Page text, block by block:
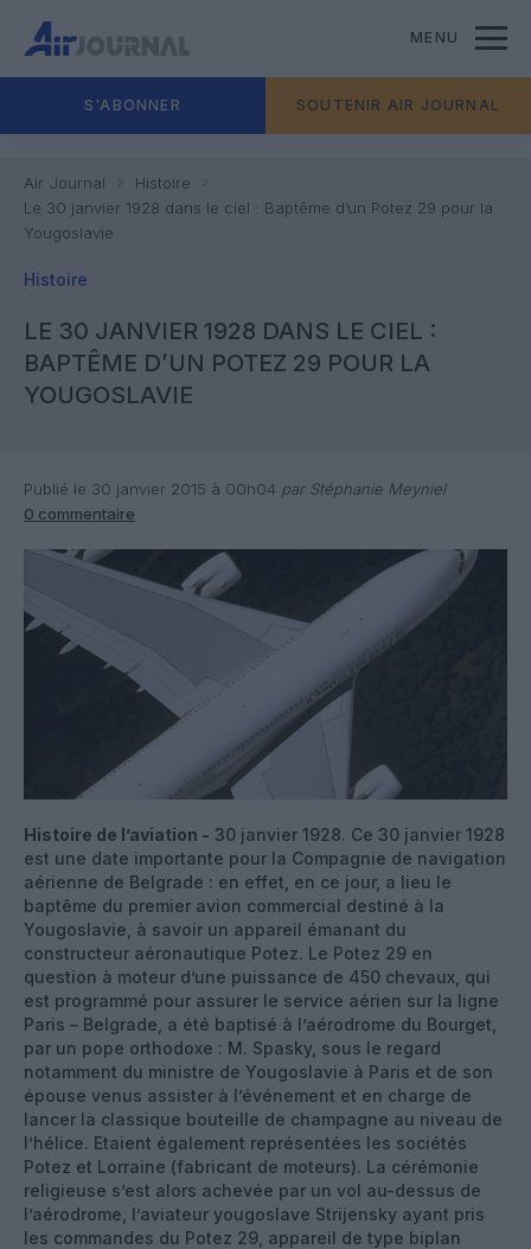
MENU
S'ABONNER SOUTENIR AIR JOURNAL
Air Journal
Histoire
Le 30 janvier 1928 dans le ciel : Baptême d’un Potez 29 pour la
Yougoslavie
Histoire
LE 30 JANVIER 1928 DANS LE CIEL :
BAPTÊME D’UN POTEZ 29 POUR LA
YOUGOSLAVIE
Publié le 30 janvier 2015 à 00h04 par Stéphanie Meyniel
0 commentaire
Histoire de l’aviation - 30 janvier 1928. Ce 30 janvier 1928
est une date importante pour la Compagnie de navigation
aérienne de Belgrade : en effet, en ce jour, a lieu le
baptême du premier avion commercial destiné à la
Yougoslavie, à savoir un appareil émanant du
constructeur aéronautique Potez. Le Potez 29 en
question à moteur d’une puissance de 450 chevaux, qui
est programmé pour assurer le service aérien sur la ligne
Paris – Belgrade, a été baptisé à l’aérodrome du Bourget,
par un pope orthodoxe : M. Spasky, sous le regard
notamment du ministre de Yougoslavie à Paris et de son
épouse venus assister à l’événement et en charge de
lancer la classique bouteille de champagne au niveau de
l’hélice. Etaient également représentées les sociétés
Potez et Lorraine (fabricant de moteurs). La cérémonie
religieuse s’est alors achevée par un vol au-dessus de
l’aérodrome, l’aviateur yougoslave Strijensky ayant pris
les commandes du Potez 29, appareil de type biplan